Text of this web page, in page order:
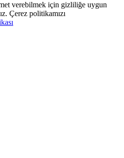
verebilmek için gizliliğe uygun
Çerez politikamızı